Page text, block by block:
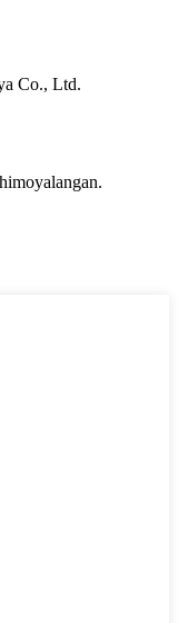
Co., Ltd.